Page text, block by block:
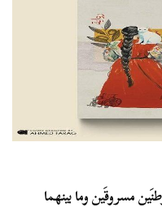
مسروقَين وما بينهما